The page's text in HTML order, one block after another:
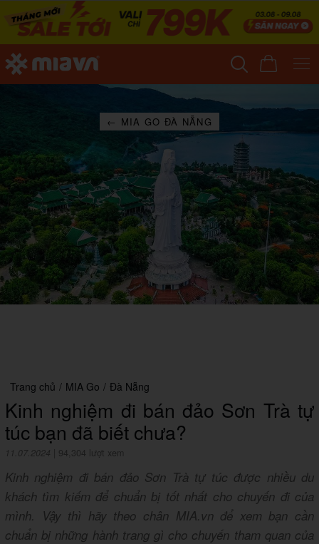
← MIA GO ĐÀ NẴNG
Trang chủ / MIA Go / Đà Nẵng
Kinh nghiệm đi bán đảo Sơn Trà tự
túc bạn đã biết chưa?
11.07.2024 94,304 lượt xem
Kinh nghiệm đi bán đảo Sơn Trà tự túc được nhiều du
khách tìm kiếm để chuẩn bị tốt nhất cho chuyến đi của
mình. Vậy thì hãy theo chân MIA.vn để xem bạn cần
chuẩn bị những hành trang gì cho chuyến tham quan của